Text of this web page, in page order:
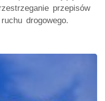
przepisów
drogowego.